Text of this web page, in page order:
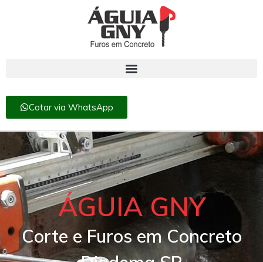
Cotar via WhatsApp
ÁGUIA GNY
Corte e Furos em Concreto